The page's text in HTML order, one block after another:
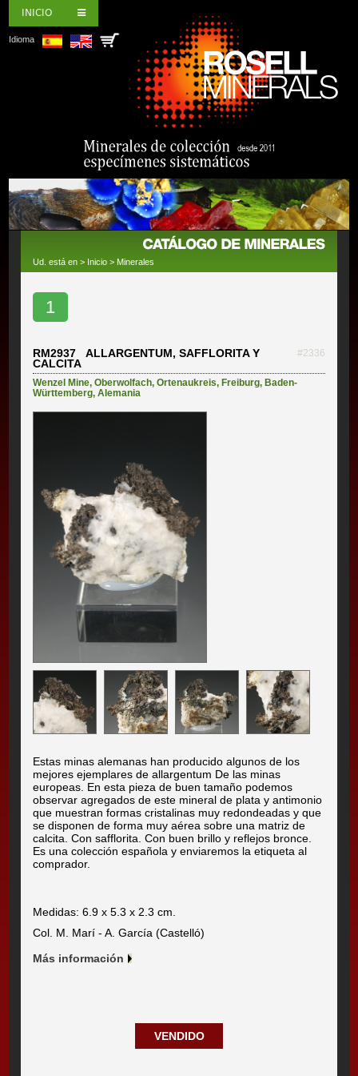
INICIO
Idioma
Ud. está en > Inicio > Minerales
1
RM2937 ALLARGENTUM, SAFFLORITA Y
CALCITA
#2336
Wenzel Mine,Oberwolfach,Ortenaukreis, Freiburg, Baden-
Württemberg,Alemania
Estas minas alemanas han producido algunos de los
mejores ejemplares de allargentum De las minas
europeas. En esta pieza de buen tamaño podemos
observar agregados de este mineral de plata y antimonio
que muestran formas cristalinas muy redondeadas y que
se disponen de forma muy aérea sobre una matriz de
calcita. Con safflorita. Con buen brillo y reflejos bronce.
Es una colección española y enviaremos la etiqueta al
comprador.
Medidas: 6.9 x 5.3 x 2.3 cm.
Col. M. Marí - A. García (Castelló)
Más información
VENDIDO